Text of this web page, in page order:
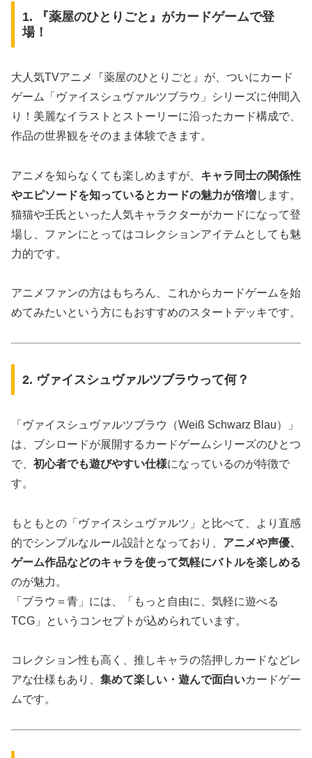
1. 『薬屋のひとりごと』がカードゲームで登
場！
大人気TVアニメ『薬屋のひとりごと』が、ついにカード
ゲーム「ヴァイスシュヴァルツブラウ」シリーズに仲間入
り！美麗なイラストとストーリーに沿ったカード構成で、
作品の世界観をそのまま体験できます。
アニメを知らなくても楽しめますが、 キャラ同士の関係性
やエピソードを知っているとカードの魅力が倍増します。
猫猫や壬氏といった人気キャラクターがカードになって登
場し、ファンにとってはコレクションアイテムとしても魅
力的です。
アニメファンの方はもちろん、これからカードゲームを始
めてみたいという方にもおすすめのスタートデッキです。
2. ヴァイスシュヴァルツブラウって何？
「ヴァイスシュヴァルツブラウ（Weiß Schwarz Blau）」
は、ブシロードが展開するカードゲームシリーズのひとつ
で、 初心者でも遊びやすい仕様になっているのが特徴で
す。
もともとの「ヴァイスシュヴァルツ」と比べて、より直感
的でシンプルなルール設計となっており、 アニメや声優、
ゲーム作品などのキャラを使って気軽にバトルを楽しめる
のが魅力。
「ブラウ＝青」には、「もっと自由に、気軽に遊べる
TCG」というコンセプトが込められています。
コレクション性も高く、推しキャラの箔押しカードなどレ
アな仕様もあり、 集めて楽しい・遊んで面白いカードゲー
ムです。